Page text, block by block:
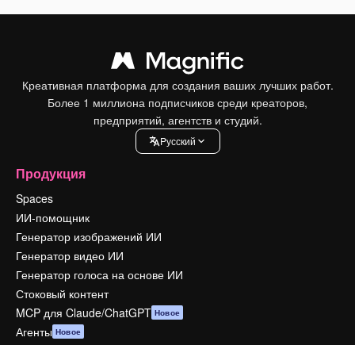
Креативная платформа для создания ваших лучших работ.
Более 1 миллиона подписчиков среди креаторов,
предприятий, агентств и студий.
Pусский
Продукция
Spaces
ИИ-помощник
Генератор изображений ИИ
Генератор видео ИИ
Генератор голоса на основе ИИ
Стоковый контент
MCP для Claude/ChatGPT Новое
Агенты Новое